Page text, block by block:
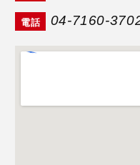
電話 04-7160-